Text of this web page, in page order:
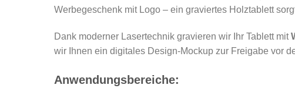
Werbegeschenk mit Logo – ein graviertes Holztablett
Dank moderner Lasertechnik gravieren wir Ihr Tablett mit
wir Ihnen ein digitales Design-Mockup zur Freigabe vor
Anwendungsbereiche: